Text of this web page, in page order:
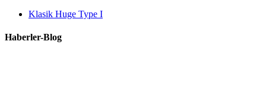
Klasik Huge Type I
Haberler-Blog